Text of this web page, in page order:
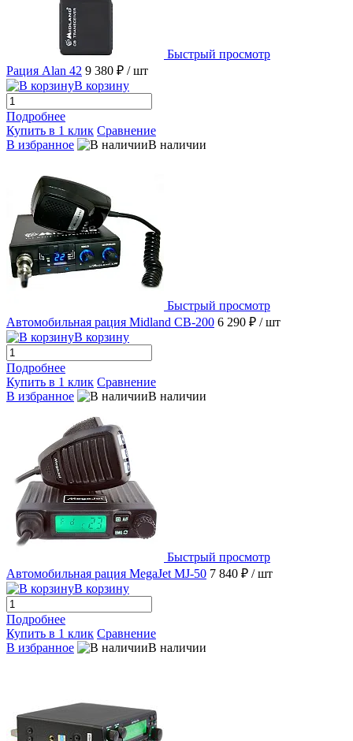
Быстрый просмотр
Рация Alan 42 9 380 ₽ / шт
В корзину
Подробнее
Купить в 1 клик Сравнение
В избранное
В наличии
Быстрый просмотр
Автомобильная рация Midland CB-200 6 290 ₽ / шт
В корзину
Подробнее
Купить в 1 клик Сравнение
В избранное
В наличии
Быстрый просмотр
Автомобильная рация MegaJet MJ-50 7 840 ₽ / шт
В корзину
Подробнее
Купить в 1 клик Сравнение
В избранное
В наличии